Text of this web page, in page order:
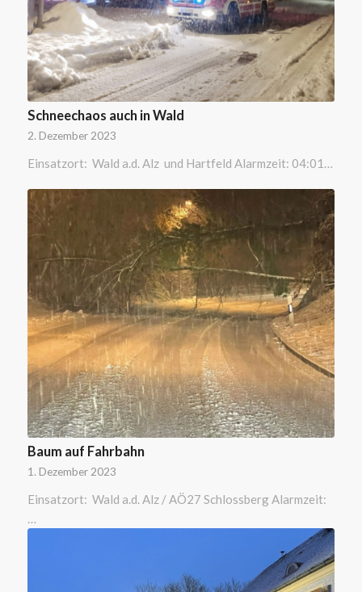
Schneechaos auch in Wald
2. Dezember 2023
Einsatzort: Wald a.d. Alz und Hartfeld Alarmzeit: 04:01…
Baum auf Fahrbahn
1. Dezember 2023
Einsatzort: Wald a.d. Alz / AÖ27 Schlossberg Alarmzeit: